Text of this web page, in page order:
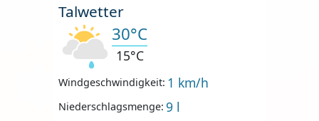
Talwetter
30°C
15°C
Windgeschwindigkeit: 1 km/h
Niederschlagsmenge: 9 l